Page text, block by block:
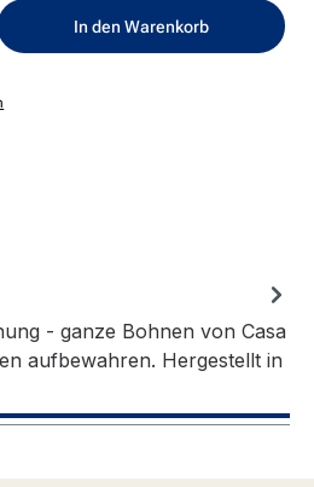
den gewünschten
In den Warenkorb
- ganze Bohnen von Casa
aufbewahren. Hergestellt in